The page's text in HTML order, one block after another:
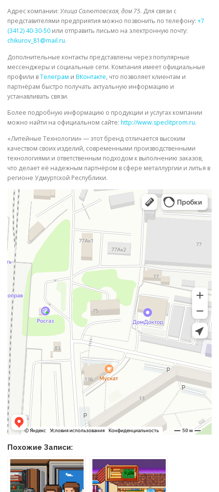
Адрес компании: Улица Салютовская, дом 75. Для связи с
представителями предприятия можно позвонить по телефону: +7
(3412) 40-30-50 или отправить письмо на электронную почту:
chikurov_81@mail.ru.
Дополнительные контакты представлены через популярные
мессенджеры и социальные сети. Компания имеет официальные
профили вТелеграм и ВКонтакте, что позволяет клиентам и
партнёрам быстро получать актуальную информацию и
устанавливать связи.
Более подробную информацию о продукции и услугах компании
можно найти на официальном сайте: http://www.speclitprom.ru.
«Литейные Технологии» — этот бренд отличается высоким
качеством своих изделий, современными производственными
технологиями и ответственным подходом к выполнению заказов,
что делает её надежным партнёром в сфере металлургии и литья в
регионе Удмуртской Республики.
Похожие Записи: